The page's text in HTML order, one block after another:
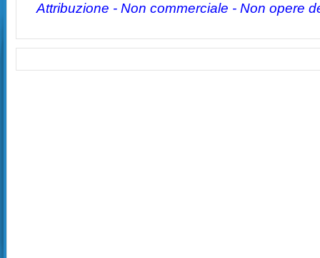
Attribuzione - Non commerciale - Non opere